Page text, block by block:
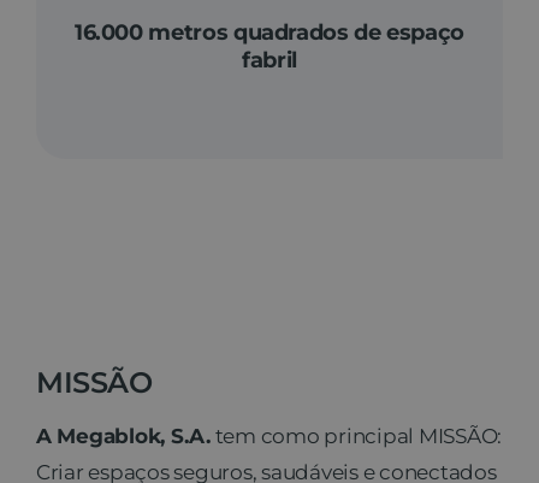
16.000 metros quadrados de espaço
fabril
MISSÃO
A Megablok, S.A.tem como principal MISSÃO:
Criar espaços seguros, saudáveis e conectados